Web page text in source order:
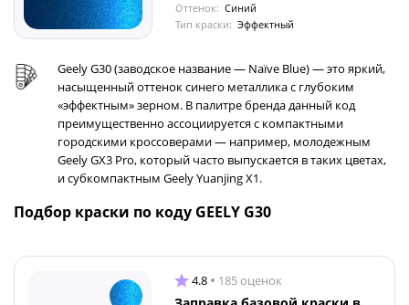
Оттенок: Синий
Тип краски: Эффектный
Geely G30 (заводское название — Naïve Blue) — это яркий,
насыщенный оттенок синего металлика с глубоким
«эффектным» зерном. В палитре бренда данный код
преимущественно ассоциируется с компактными
городскими кроссоверами — например, молодежным
Geely GX3 Pro, который часто выпускается в таких цветах,
и субкомпактным Geely Yuanjing X1.
Подбор краски по коду GEELY G30
4.8 185 оценок